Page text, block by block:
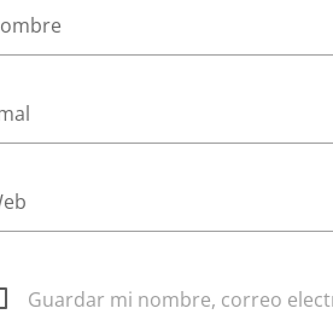
Guardar mi nombre, correo